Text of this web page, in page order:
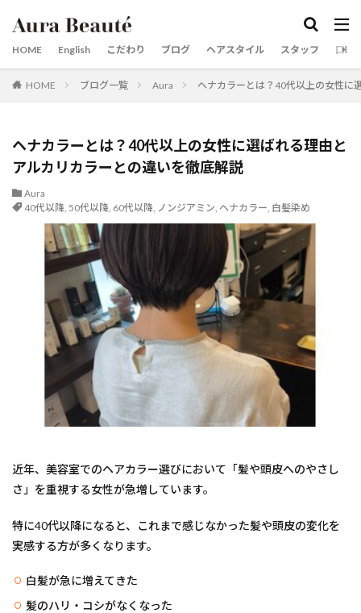
HOME English こだわり ブログ ヘアスタイル スタッフ 口コ
HOME ブログ一覧 Aura ヘナカラーとは？40代以上の女性に
ヘナカラーとは？40代以上の女性に選ばれる理由と
アルカリカラーとの違いを徹底解説
Aura
40代以降, 50代以降, 60代以降, ノンジアミン, ヘナカラー, 白髪染め
近年、美容室でのヘアカラー選びにおいて「髪や頭皮へのやさし
さ」を重視する女性が急増しています。
特に40代以降になると、これまで感じなかった髪や頭皮の変化を
実感する方が多くなります。
白髪が急に増えてきた
髪のハリ・コシがなくなった
カテゴリー
タグ
市役所前
婚活用写真 婚活
女性スタイリスト
前髪縮毛矯正
京都英語可能美容室
三条
ロングスタイルが得意
レイヤーカットが得意な美容師
レイヤーカット
リタッチカラー 御池
メンズパーマ
メンズカット
マンツーマン
河原町 烏丸御池
ヘアケア商品
酸熱トリートメントが得意
髪質改善メニュー
髪質改善が得意
髪質改善カラー
髪にドラマを
髪ドラつるりんちょ
髪ドラシャンプートリートメント
髪ドラ
韓国風が得意なサロン
韓国へア
赤ちゃん筆
烏丸御池女性スタッフ
英語対応美容室
英語可能美容室
美容室英語
縮毛矯正が得意
白髪ぼかしが得意
白髪ぼかしカラーとは
黒木式酸性ストレート
shampoo blow
40代
エイジングケア
ウィービングカラー
イルミナカラー
アディクシーカラー
Wカラー